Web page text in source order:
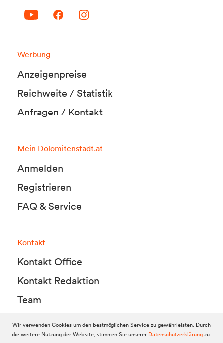
Werbung
Anzeigenpreise
Reichweite / Statistik
Anfragen / Kontakt
Mein Dolomitenstadt.at
Anmelden
Registrieren
FAQ & Service
Kontakt
Kontakt Office
Kontakt Redaktion
Team
© 2010-2026 Dolomitenstadt.at
Wir verwenden Cookies um den bestmöglichen Service zu gewährleisten. Durch
die weitere Nutzung der Website, stimmen Sie unserer Datenschutzerklärungzu.